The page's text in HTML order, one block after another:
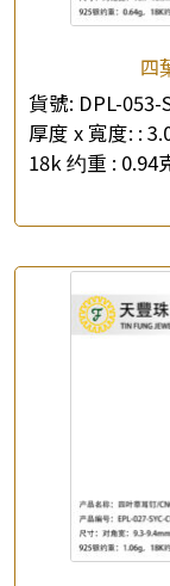
四
貨號: DPL-053-
厚度 x 寬度: :
18k 约重 : 0.94